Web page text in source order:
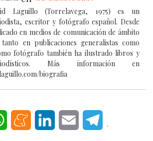
Laguillo (Torrelavega, 1975) es un
escritor y fotógrafo español. Desde
en medios de comunicación de ámbito
en publicaciones generalistas como
fotógrafo también ha ilustrado libros y
Más información en
biografia
WhatsAppMeneameLinkedInEmail .